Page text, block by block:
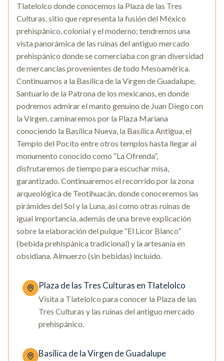
Tlatelolco donde conocemos la Plaza de las Tres
Culturas, sitio que representa la fusión del México
prehispánico, colonial y el moderno; tendremos una
vista panorámica de las ruinas del antiguo mercado
prehispánico donde se comerciaba con gran diversidad
de mercancías provenientes de todo Mesoamérica.
Continuamos a la Basílica de la Virgen de Guadalupe,
Santuario de la Patrona de los mexicanos, en donde
podremos admirar el manto genuino de Juan Diego con
la Virgen, caminaremos por la Plaza Mariana
conociendo la Basílica Nueva, la Basílica Antigua, el
Templo del Pocito entre otros templos hasta llegar al
monumento conocido como “La Ofrenda”,
disfrutaremos de tiempo para escuchar misa,
garantizado. Continuaremos el recorrido por la zona
arqueológica de Teotihuacán, donde conoceremos las
pirámides del Sol y la Luna, así como otras ruinas de
igual importancia, además de una breve explicación
sobre la elaboración del pulque “El Licor Blanco”
(bebida prehispánica tradicional) y la artesanía en
obsidiana. Almuerzo (sin bebidas) incluido.
Plaza de las Tres Culturas en Tlatelolco
Visita a Tlatelolco para conocer la Plaza de las
Tres Culturas y las ruinas del antiguo mercado
prehispánico.
Basílica de la Virgen de Guadalupe